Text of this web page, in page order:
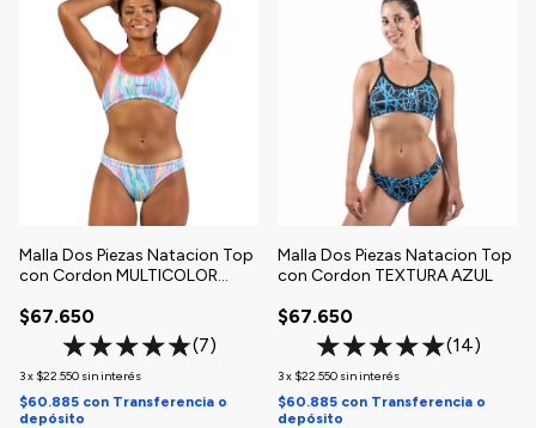
Malla Dos Piezas Natacion Top
con Cordon MULTICOLOR
$67.650
(7)
3x $22.550 sin interés
$60.885 con Transferencia o
depósito
Malla Dos Piezas Natacion Top
con Cordon TEXTURA AZUL
$67.650
(14)
3x $22.550 sin interés
$60.885 con Transferencia o
depósito